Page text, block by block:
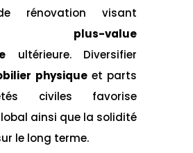
rénovation visant
plus-value
ultérieure. Diversifier
physique et parts
civiles favorise
ainsi que la solidité
le long terme.